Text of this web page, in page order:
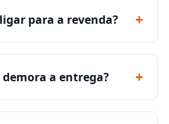
para a revenda? +
a entrega? +